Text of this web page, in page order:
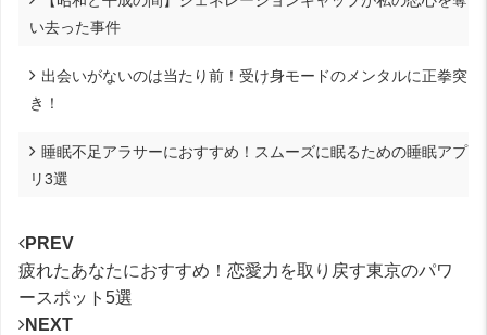
い去った事件
出会いがないのは当たり前！受け身モードのメンタルに正拳突
き！
睡眠不足アラサーにおすすめ！スムーズに眠るための睡眠アプ
リ3選
PREV
疲れたあなたにおすすめ！恋愛力を取り戻す東京のパワ
ースポット5選
NEXT